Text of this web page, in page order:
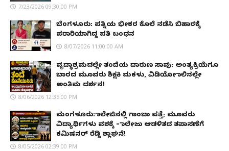
7/23/2026 09:30:00 PM
ಬೆಂಗಳೂರು: ಪತ್ನಿಯ ಭೀಕರ ಕೊಲೆ ನಡೆಸಿ ಬಿಹಾರಕ್ಕೆ
ಪರಾರಿಯಾಗಿದ್ದ ಪತಿ ಬಂಧನ
8/07/2026 11:00:00 AM
ವೃದ್ಧಾಶ್ರಮದಲ್ಲೇ ತಂದೆಯ ದಾರುಣ ಸಾವು: ಅಂತ್ಯಕ್ರಿಯೆಗೂ
ಬಾರದ ಮೂವರು ಶಿಕ್ಷಕಿ ಮಕಳು, ವಿಡಿಯೋ ಕಾಲಿನಲ್ಲೇ
ಅಂತಿಮ ದರ್ಶನ!
8/06/2026 12:35:00 PM
ಮಂಗಳೂರು: ಕಾಲೇಜಿನಲ್ಲಿ ಗಾಂಜಾ ಪತ್ತೆ; ಮೂವರು
ವಿದ್ಯಾರ್ಥಿಗಳು ವಶಕ್ಕೆ – ಕಾಲೇಜು ಆಡಳಿತದ ತಪಾಸಣೆಗೆ
ಕಮಿಷನರ್ ರೆಡ್ಡಿ ಶ್ಲಾಘನೆ!
8/05/2026 02:39:00 PM